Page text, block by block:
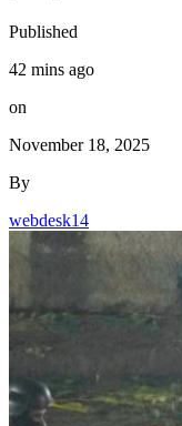
Published
42 mins ago
on
November 18, 2025
By
webdesk14